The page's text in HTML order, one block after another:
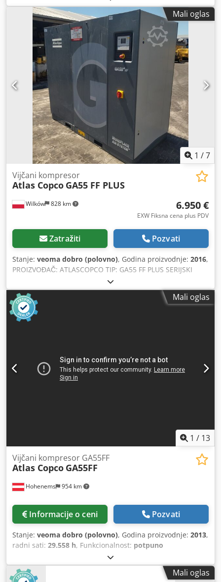
osobljem.
8,87 m3/min Godina proizvodnje: 2012 Radni sati: 36.734
Mali oglas
1 /7
Wilków 828 km
Vijčani kompresor
Atlas Copco GA55 FF PLUS
6.950 €
EXW Fiksna cena plus PDV
Zatražiti Pozvati
Stanje: veoma dobro (polovno), Godina proizvodnje: 2016,
PROIZVOĐAČ: ATLASCOPCO TIP: GA55 FF PLUS SERIJSKI
BROJ: API623768 GODINA PROIZVODNJE: 2016 SNAGA (kW):
55 KAPACITET (m3/min): 10.44 Dedpfx Adozmhtco Sskr
PRITISAK (bar): 8.25 SATI RADA (RADNO/UKUPNO):
INVERTER: ne UGRAĐENI SUŠAČ: da, R410a, 1.05 kg
IZMENJIVAČ TOPLOTE: ne HLAĐENJE (VAZDUH/VODA):
Mali oglas
1 / 13
Hohenems 954 km
Vijčani kompresor GA55FF
Atlas Copco GA55FF
Informacije o ceni Pozvati
Stanje: veoma dobro (polovno), Godina proizvodnje: 2013,
radni sati: 29.558 h, Funkcionalnost: potpuno
, Vijčani kompresor Atlas Copco GA55FF
Integrisani sušač 55 kW 9,75 bara Dkedezil Iispfx Ad Sor
8,94 m3/min Godina proizvodnje: 2013 Radnih sati: 29.558
Mali oglas